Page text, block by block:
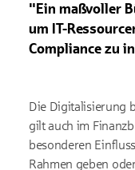
"Ein maßvoller
um IT-
Compliance zu
Die Digitalisierung
gilt auch im
besonderen
Rahmen geben